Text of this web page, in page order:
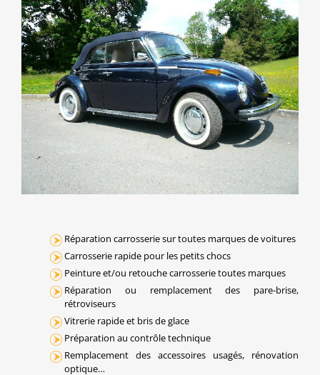
Réparation carrosserie sur toutes marques de voitures
Carrosserie rapide pour les petits chocs
Peinture et/ou retouche carrosserie toutes marques
Réparation ou remplacement des pare-brise,
rétroviseurs
Vitrerie rapide et bris de glace
Préparation au contrôle technique
Remplacement des accessoires usagés, rénovation
optique…